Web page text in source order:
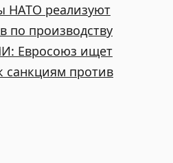
НАТО реализуют
по производству
Евросоюз ищет
санкциям против